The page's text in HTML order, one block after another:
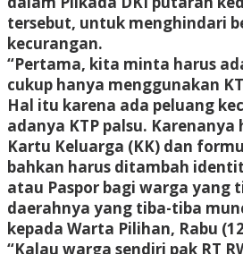
tersebut, untuk menghindari
kecurangan.
“Pertama, kita minta harus
cukup hanya menggunakan
Hal itu karena ada peluang
adanya KTP palsu.
Kartu Keluarga (KK) dan
bahkan harus ditambah
atau Paspor bagi warga yang
daerahnya yang tiba-tiba
kepada Warta Pilihan, Rabu
“Kalau warga sendiri pak RT